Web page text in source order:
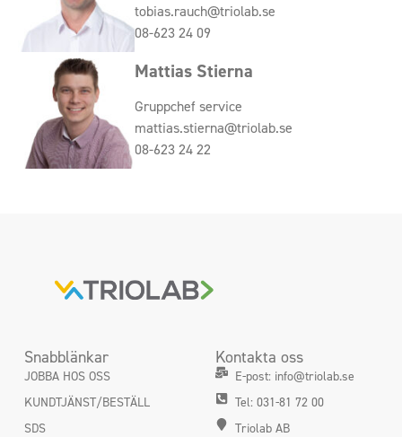
tobias.rauch@triolab.se
08-623 24 09
Mattias Stierna
Gruppchef service
mattias.stierna@triolab.se
08-623 24 22
Snabblänkar
JOBBA HOS OSS
KUNDTJÄNST/BESTÄLL
SDS
Kontakta oss
E-post: info@triolab.se
Tel: 031-81 72 00
Triolab AB